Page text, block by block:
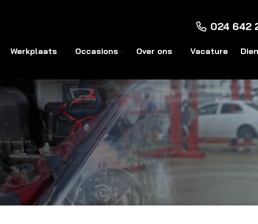
024 642
Werkplaats Occasions Over ons Vacature